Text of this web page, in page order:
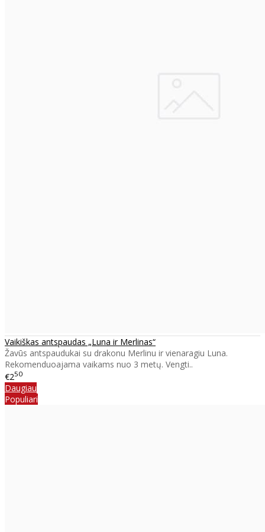
Vaikiškas antspaudas „Luna ir Merlinas“
Žavūs antspaudukai su drakonu Merlinu ir vienaragiu Luna.
Rekomenduoajama vaikams nuo 3 metų. Vengti..
€250
Daugiau
Populiari